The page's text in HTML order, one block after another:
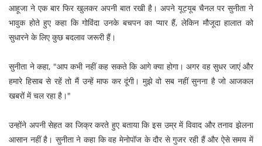
आहूजा ने एक बार फिर खुलकर अपनी बात रखी है। अपने यूट्यूब चैनल पर सुनीता ने
भावुक होते हुए कहा कि गोविंदा उनके बचपन का प्यार हैं, लेकिन मौजूदा हालात को
सुधारने के लिए कुछ बदलाव जरूरी हैं।
सुनीता ने कहा, "आप कभी नहीं कह सकते कि आगे क्या होगा। अगर वह सुधर जाएं और
हमारे हिसाब से रहें तो मैं उन्हें माफ कर दूंगी। मुझे वो सब नहीं सुनना है जो आजकल
खबरों में चल रहा है।"
उन्होंने अपनी सेहत का जिक्र करते हुए बताया कि इस उम्र में विवाद और तनाव झेलना
आसान नहीं है। सुनीता ने कहा कि वह मेनोपॉज के दौर से गुजर रही हैं और ऐसे समय में